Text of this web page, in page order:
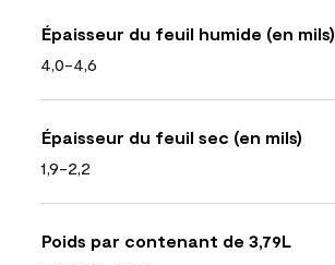
Épaisseur du feuil humide (en mils)
4,0-4,6
Épaisseur du feuil sec (en mils)
1,9-2,2
Poids par contenant de 3,79L